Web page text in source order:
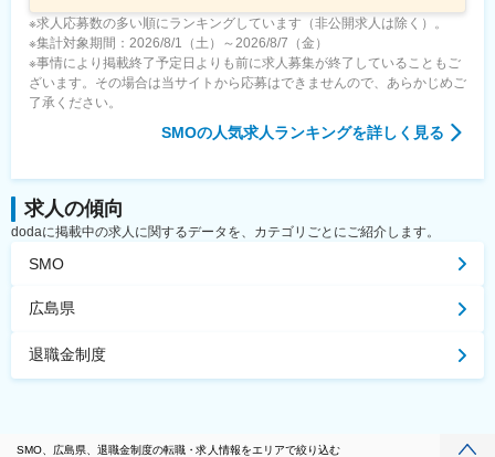
※求人応募数の多い順にランキングしています（非公開求人は除く）。
※集計対象期間：2026/8/1（土）～2026/8/7（金）
※事情により掲載終了予定日よりも前に求人募集が終了していることもご
ざいます。その場合は当サイトから応募はできませんので、あらかじめご
了承ください。
SMOの人気求人ランキングを詳しく見る
求人の傾向
dodaに掲載中の求人に関するデータを、カテゴリごとにご紹介します。
SMO
広島県
退職金制度
SMO、広島県、退職金制度の転職・求人情報をエリアで絞り込む